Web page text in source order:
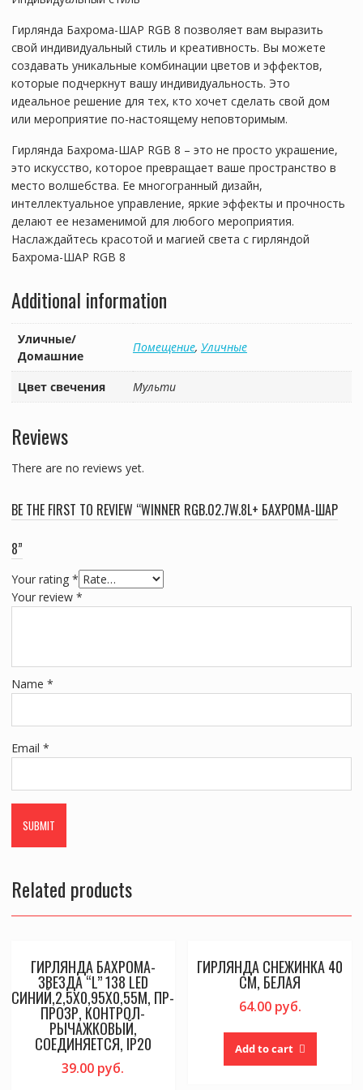
Гирлянда Бахрома-ШАР RGB 8 позволяет вам выразить
свой индивидуальный стиль и креативность. Вы можете
создавать уникальные комбинации цветов и эффектов,
которые подчеркнут вашу индивидуальность. Это
идеальное решение для тех, кто хочет сделать свой дом
или мероприятие по-настоящему неповторимым.
Гирлянда Бахрома-ШАР RGB 8 – это не просто украшение,
это искусство, которое превращает ваше пространство в
место волшебства. Ее многогранный дизайн,
интеллектуальное управление, яркие эффекты и прочность
делают ее незаменимой для любого мероприятия.
Наслаждайтесь красотой и магией света с гирляндой
Бахрома-ШАР RGB 8
Additional information
Уличные/
Домашние
Помещение, Уличные
Цвет свечения Мульти
Reviews
There are no reviews yet.
BE THE FIRST TO REVIEW “WINNER RGB.02.7W.8L+ БАХРОМА-ШАР
8”
Your rating *
Your review *
Name *
Email *
Related products
ГИРЛЯНДА БАХРОМА-
ЗВЕЗДА “L” 138 LED
СИНИЙ,2,5Х0,95Х0,55М, ПР-
ПРОЗР, КОНТРОЛ-
РЫЧАЖКОВЫЙ,
СОЕДИНЯЕТСЯ, IP20
39.00 руб.
ГИРЛЯНДА СНЕЖИНКА 40
СМ, БЕЛАЯ
64.00 руб.
Add to cart